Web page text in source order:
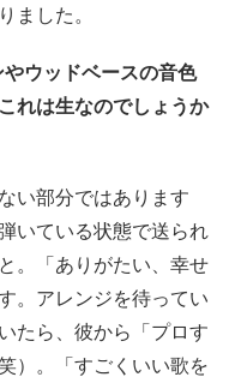
ました。
ウッドベースの音色
れは生なのでしょうか
い部分ではあります
いている状態で送られ
。「ありがたい、幸せ
。アレンジを待ってい
たら、彼から「プロす
）。「すごくいい歌を